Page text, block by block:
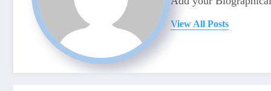
View All Posts